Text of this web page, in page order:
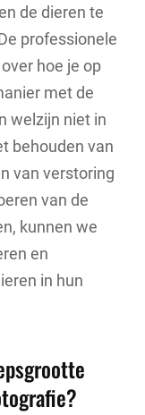
de dieren te
professionele
hoe je op
met de
welzijn niet in
behouden van
van verstoring
van de
kunnen we
en
in hun